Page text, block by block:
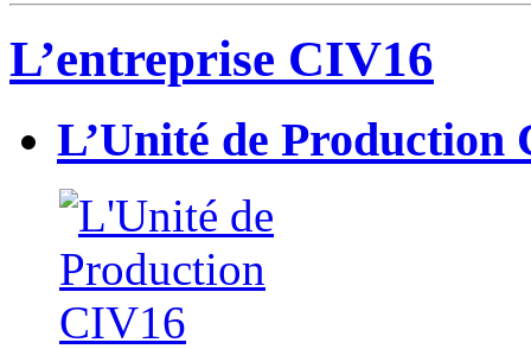
L’entreprise CIV16
L’Unité de Production